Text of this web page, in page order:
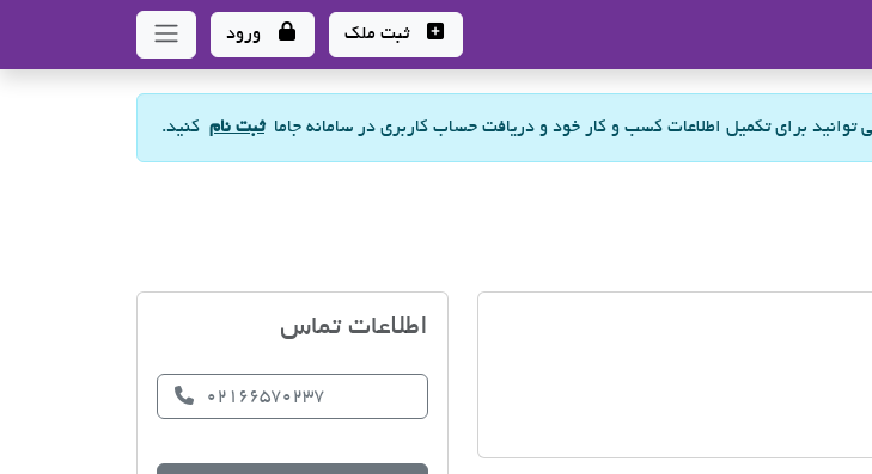
ثبت ملک ورود
توانید برای تکمیل اطلاعات کسب و کار خود و دریافت حساب کاربری در سامانه جاماثبت نام کنید.
اطلاعات تماس
02166570237